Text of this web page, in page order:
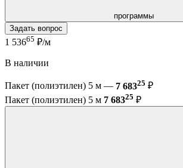
программы
Задать вопрос
1 53665 ₽/м
В наличии
Пакет (полиэтилен) 5 м — 7 68325 ₽
Пакет (полиэтилен) 5 м 7 68325 ₽